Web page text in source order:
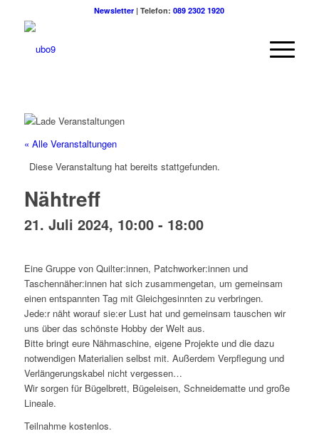
Newsletter | Telefon:089 2302 1920
« Alle Veranstaltungen
Diese Veranstaltung hat bereits stattgefunden.
Nähtreff
21. Juli 2024, 10:00- 18:00
Eine Gruppe von Quilter:innen, Patchworker:innen und
Taschennäher:innen hat sich zusammengetan, um gemeinsam
einen entspannten Tag mit Gleichgesinnten zu verbringen.
Jede:r näht worauf sie:er Lust hat und gemeinsam tauschen wir
uns über das schönste Hobby der Welt aus.
Bitte bringt eure Nähmaschine, eigene Projekte und die dazu
notwendigen Materialien selbst mit. Außerdem Verpflegung und
Verlängerungskabel nicht vergessen…
Wir sorgen für Bügelbrett, Bügeleisen, Schneidematte und große
Lineale.
Teilnahme kostenlos.